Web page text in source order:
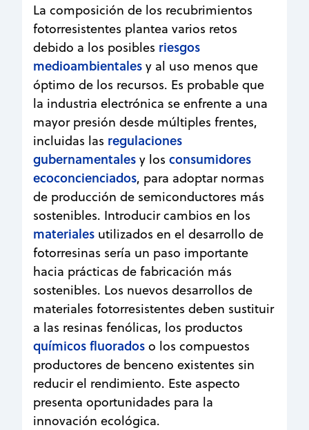
La composición de los recubrimientos
fotorresistentes plantea varios retos
debido a los posibles riesgos
medioambientales y al uso menos que
óptimo de los recursos. Es probable que
la industria electrónica se enfrente a una
mayor presión desde múltiples frentes,
incluidas las regulaciones
gubernamentales y los consumidores
ecoconcienciados, para adoptar normas
de producción de semiconductores más
sostenibles. Introducir cambios en los
materiales utilizados en el desarrollo de
fotorresinas sería un paso importante
hacia prácticas de fabricación más
sostenibles. Los nuevos desarrollos de
materiales fotorresistentes deben sustituir
a las resinas fenólicas, los productos
químicos fluorados o los compuestos
productores de benceno existentes sin
reducir el rendimiento. Este aspecto
presenta oportunidades para la
innovación ecológica.